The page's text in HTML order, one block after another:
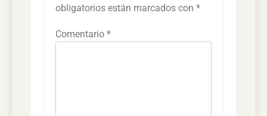
obligatorios están marcados con *
Comentario *